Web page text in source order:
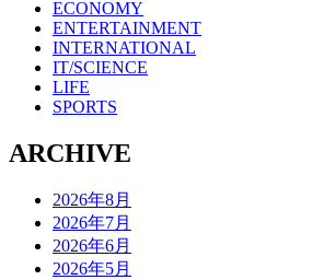
ECONOMY
ENTERTAINMENT
INTERNATIONAL
IT/SCIENCE
LIFE
SPORTS
ARCHIVE
2026年8月
2026年7月
2026年6月
2026年5月